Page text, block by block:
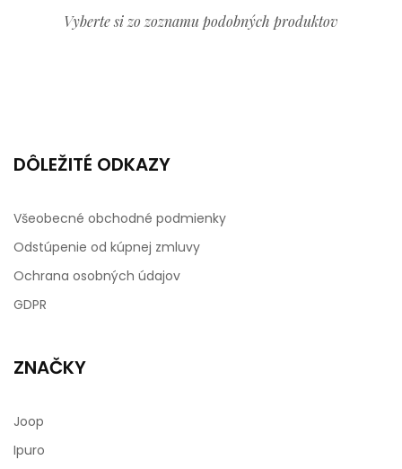
Vyberte si zo zoznamu podobných produktov
DÔLEŽITÉ ODKAZY
Všeobecné obchodné podmienky
Odstúpenie od kúpnej zmluvy
Ochrana osobných údajov
GDPR
ZNAČKY
Joop
Ipuro